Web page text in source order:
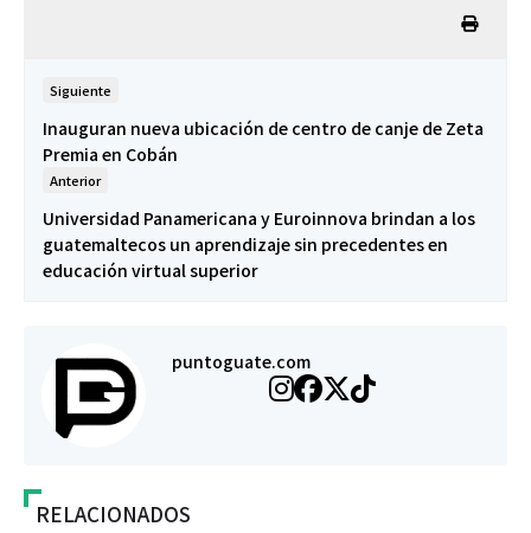
Siguiente
Inauguran nueva ubicación de centro de canje de Zeta
Premia en Cobán
Anterior
Universidad Panamericana y Euroinnova brindan a los
guatemaltecos un aprendizaje sin precedentes en
educación virtual superior
puntoguate.com
RELACIONADOS